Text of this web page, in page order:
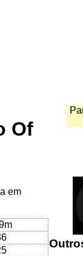
Of
em